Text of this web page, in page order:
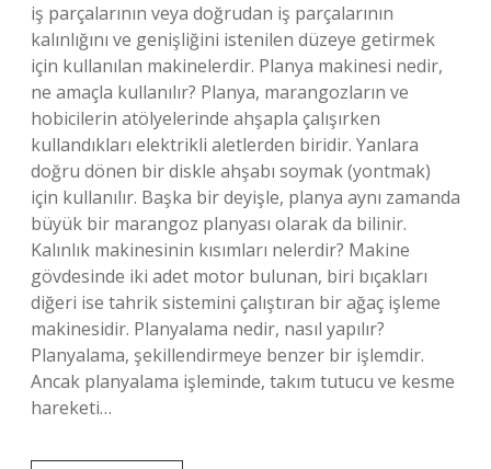
iş parçalarının veya doğrudan iş parçalarının
kalınlığını ve genişliğini istenilen düzeye getirmek
için kullanılan makinelerdir. Planya makinesi nedir,
ne amaçla kullanılır? Planya, marangozların ve
hobicilerin atölyelerinde ahşapla çalışırken
kullandıkları elektrikli aletlerden biridir. Yanlara
doğru dönen bir diskle ahşabı soymak (yontmak)
için kullanılır. Başka bir deyişle, planya aynı zamanda
büyük bir marangoz planyası olarak da bilinir.
Kalınlık makinesinin kısımları nelerdir? Makine
gövdesinde iki adet motor bulunan, biri bıçakları
diğeri ise tahrik sistemini çalıştıran bir ağaç işleme
makinesidir. Planyalama nedir, nasıl yapılır?
Planyalama, şekillendirmeye benzer bir işlemdir.
Ancak planyalama işleminde, takım tutucu ve kesme
hareketi…